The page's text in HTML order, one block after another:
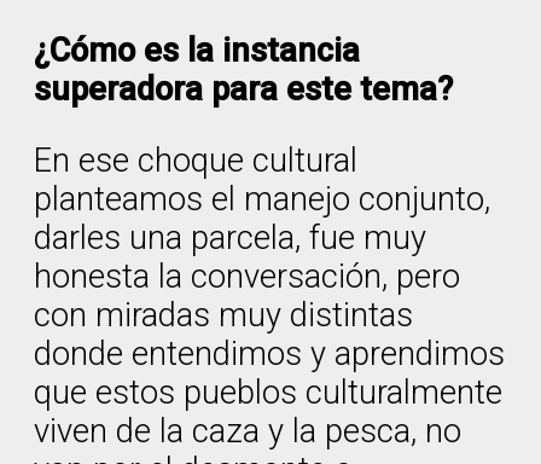
¿Cómo es la instancia
superadora para este tema?
En ese choque cultural
planteamos el manejo conjunto,
darles una parcela, fue muy
honesta la conversación, pero
con miradas muy distintas
donde entendimos y aprendimos
que estos pueblos culturalmente
viven de la caza y la pesca, no